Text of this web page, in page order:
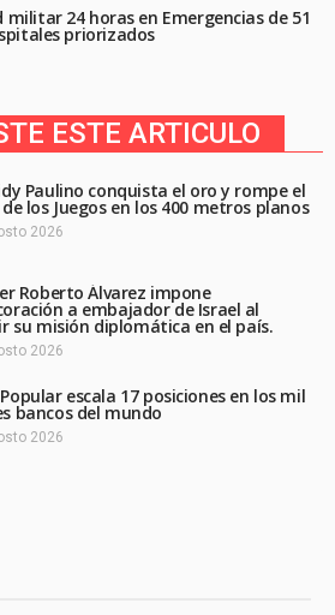
militar 24 horas en Emergencias de 51
priorizados
ESTE ARTICULO
Paulino conquista el oro y rompe el
los Juegos en los 400 metros planos
2026
Roberto Álvarez impone
a embajador de Israel al
su misión diplomática en el país.
2026
escala 17 posiciones en los mil
bancos del mundo
2026